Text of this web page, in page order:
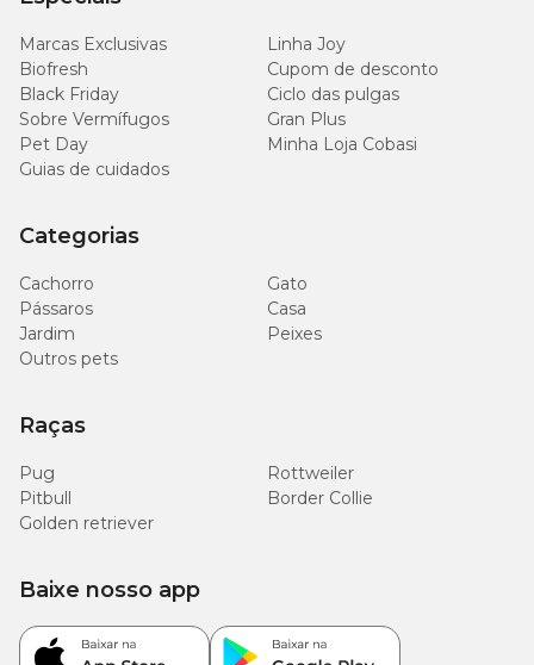
Marcas Exclusivas
Linha Joy
Biofresh
Cupom de desconto
Black Friday
Ciclo das pulgas
Sobre Vermífugos
Gran Plus
Pet Day
Minha Loja Cobasi
Guias de cuidados
Categorias
Cachorro
Gato
Pássaros
Casa
Jardim
Peixes
Outros pets
Raças
Pug
Rottweiler
Pitbull
Border Collie
Golden retriever
Baixe nosso app